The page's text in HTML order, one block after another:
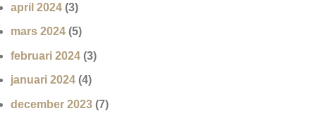
april 2024 (3)
mars 2024 (5)
februari 2024 (3)
januari 2024 (4)
december 2023 (7)